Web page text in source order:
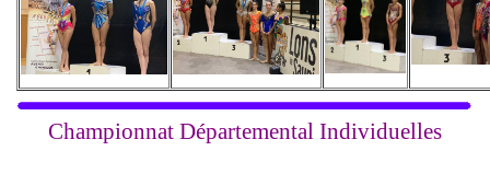
Championnat Départemental Individuelles